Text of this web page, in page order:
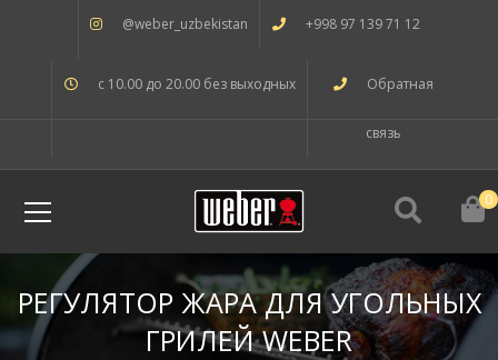
@weber_uzbekistan +998 97 139 71 12
с 10.00 до 20.00 без выходных Обратная
связь
0
РЕГУЛЯТОР ЖАРА ДЛЯ УГОЛЬНЫХ
ГРИЛЕЙ WEBER